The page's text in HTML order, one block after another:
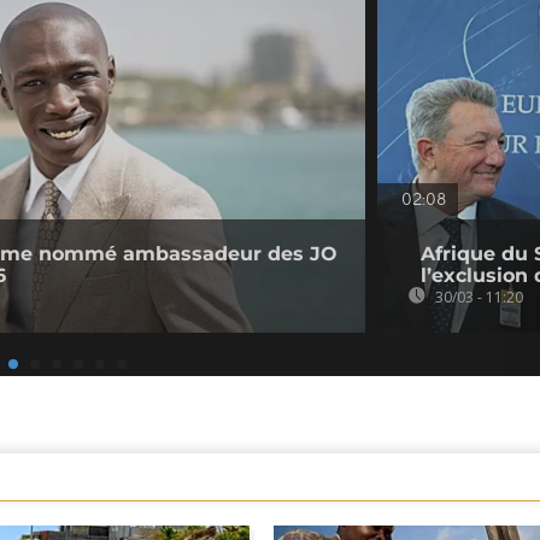
nommé ambassadeur des JO
02:08
Afrique du
l’exclusion
30/03 - 11:20